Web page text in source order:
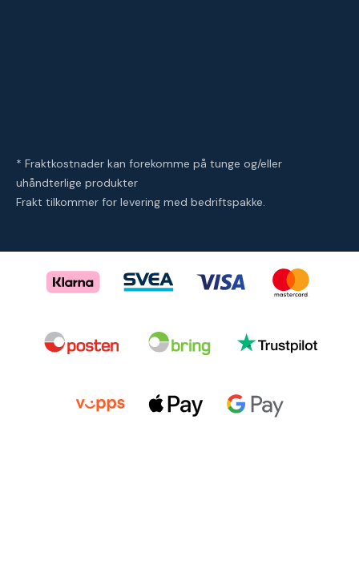
* Fraktkostnader kan forekomme på tunge og/eller
uhåndterlige produkter
Frakt tilkommer for levering med bedriftspakke.